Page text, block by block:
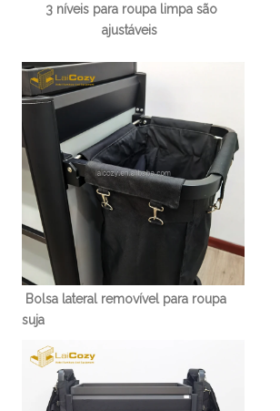
3 níveis para roupa limpa são
ajustáveis
Bolsa lateral removível para roupa
suja